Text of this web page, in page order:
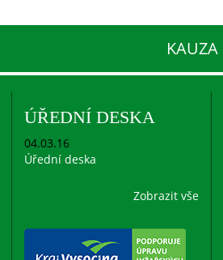
KAUZA
ÚŘEDNÍ DESKA
04.03.16
Úřední deska
Zobrazit vše